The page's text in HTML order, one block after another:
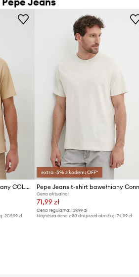
Pepe Jeans t-shirt bawełniany COLDEN
209,99 zł
extra -5% z kodem: OFF*
Cena aktualna:
71,99 zł
Cena regularna:139,99 zł
Najniższa cena z 30 dni przed obniżką:74,99 zł